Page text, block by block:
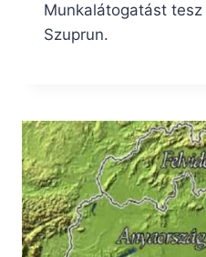
Munkalátogatást
Szuprun.